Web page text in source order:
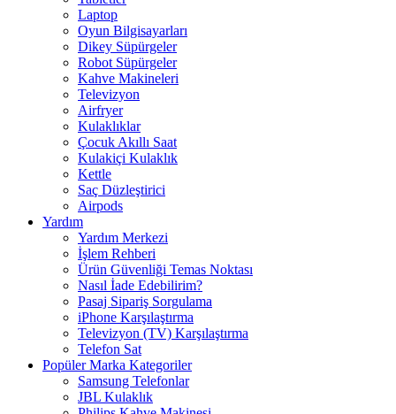
Laptop
Oyun Bilgisayarları
Dikey Süpürgeler
Robot Süpürgeler
Kahve Makineleri
Televizyon
Airfryer
Kulaklıklar
Çocuk Akıllı Saat
Kulakiçi Kulaklık
Kettle
Saç Düzleştirici
Airpods
Yardım
Yardım Merkezi
İşlem Rehberi
Ürün Güvenliği Temas Noktası
Nasıl İade Edebilirim?
Pasaj Sipariş Sorgulama
iPhone Karşılaştırma
Televizyon (TV) Karşılaştırma
Telefon Sat
Popüler Marka Kategoriler
Samsung Telefonlar
JBL Kulaklık